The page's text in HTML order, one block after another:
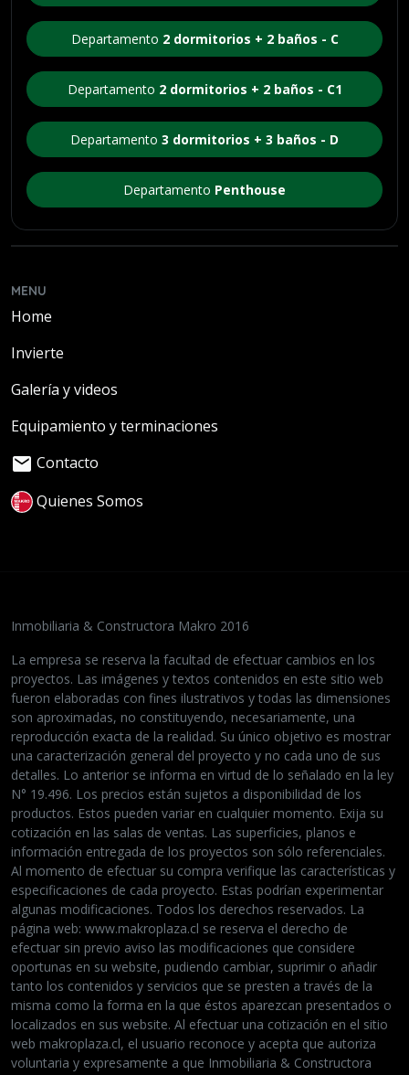
Departamento 2 dormitorios + 2 baños - C
Departamento 2 dormitorios + 2 baños - C1
Departamento 3 dormitorios + 3 baños - D
Departamento Penthouse
MENU
Home
Invierte
Galería y videos
Equipamiento y terminaciones
mail Contacto
Quienes Somos
Inmobiliaria & Constructora Makro 2016
La empresa se reserva la facultad de efectuar cambios en los
proyectos. Las imágenes y textos contenidos en este sitio web
fueron elaboradas con fines ilustrativos y todas las dimensiones
son aproximadas, no constituyendo, necesariamente, una
reproducción exacta de la realidad. Su único objetivo es mostrar
una caracterización general del proyecto y no cada uno de sus
detalles. Lo anterior se informa en virtud de lo señalado en la ley
N° 19.496. Los precios están sujetos a disponibilidad de los
productos. Estos pueden variar en cualquier momento. Exija su
cotización en las salas de ventas. Las superficies, planos e
información entregada de los proyectos son sólo referenciales.
Al momento de efectuar su compra verifique las características y
especificaciones de cada proyecto. Estas podrían experimentar
algunas modificaciones. Todos los derechos reservados. La
página web: www.makroplaza.cl se reserva el derecho de
efectuar sin previo aviso las modificaciones que considere
oportunas en su website, pudiendo cambiar, suprimir o añadir
tanto los contenidos y servicios que se presten a través de la
misma como la forma en la que éstos aparezcan presentados o
localizados en sus website. Al efectuar una cotización en el sitio
web makroplaza.cl, el usuario reconoce y acepta que autoriza
voluntaria y expresamente a que Inmobiliaria & Constructora